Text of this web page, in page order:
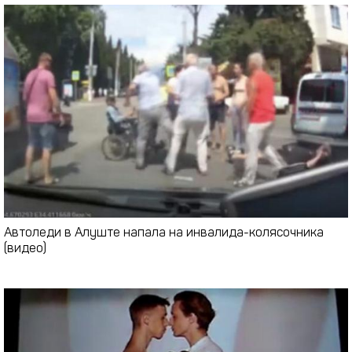
Автоледи в Алуште напала на инвалида-колясочника
(видео)